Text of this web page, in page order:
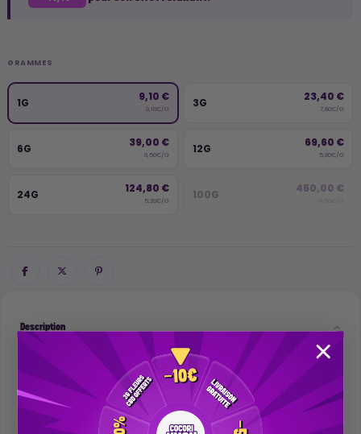
GRAMMES
1G 9,10 €
9,10€/G 3G 23,40 €
7,80€/G
6G 39,00 €
6,50€/G 12G 69,60 €
5,80€/G
24G 124,80 €
5,20€/G 100G 450,00 €
Description
YELLOW STONE 40% CBN
Si vous êtes amateurs de hash jaune très mousseux alors
vous allez vous régaler. Cette résine CBN dégage une forte